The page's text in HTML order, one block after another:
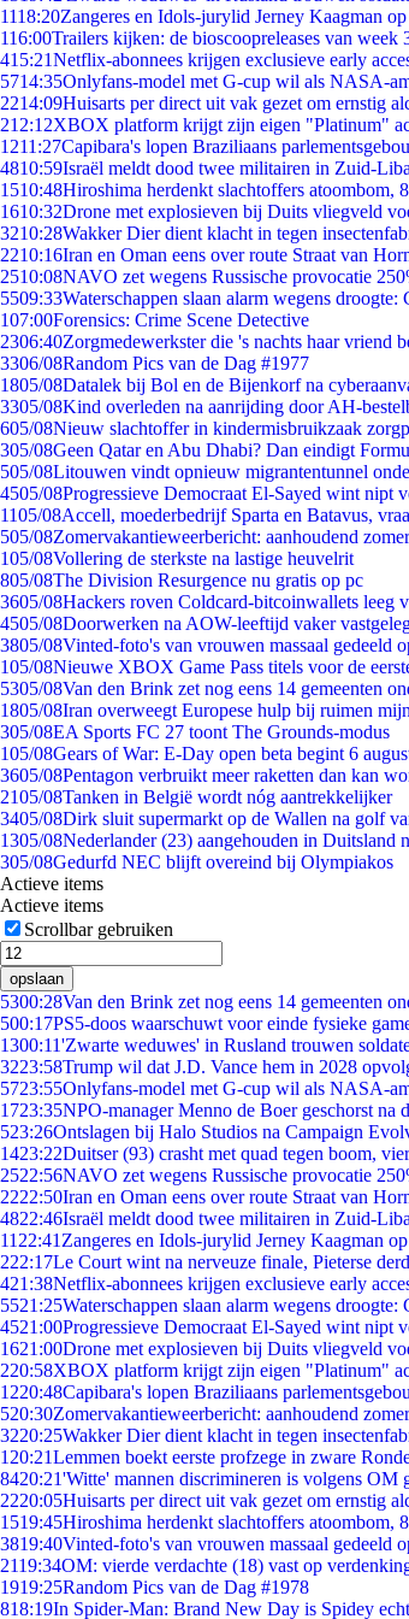
1118:20Zangeres en Idols-jurylid Jerney Kaagman
116:00Trailers kijken: de bioscoopreleases van week
415:21Netflix-abonnees krijgen exclusieve early
5714:35Onlyfans-model met G-cup wil als NASA-
2214:09Huisarts per direct uit vak gezet om ernstig
212:12XBOX platform krijgt zijn eigen "Platinum"
1211:27Capibara's lopen Braziliaans
4810:59Israël meldt dood twee militairen in Zuid-
1510:48Hiroshima herdenkt slachtoffers atoombom,
1610:32Drone met explosieven bij Duits vliegveld
3210:28Wakker Dier dient klacht in tegen
2210:16Iran en Oman eens over route Straat van
2510:08NAVO zet wegens Russische provocatie
5509:33Waterschappen slaan alarm wegens droogte:
107:00Forensics: Crime Scene Detective
2306:40Zorgmedewerkster die 's nachts haar vriend
3306/08Random Pics van de Dag #1977
1805/08Datalek bij Bol en de Bijenkorf na
3305/08Kind overleden na aanrijding door AH-
605/08Nieuw slachtoffer in kindermisbruikzaak
305/08Geen Qatar en Abu Dhabi? Dan eindigt
505/08Litouwen vindt opnieuw migrantentunnel
4505/08Progressieve Democraat El-Sayed wint nipt
1105/08Accell, moederbedrijf Sparta en Batavus,
505/08Zomervakantieweerbericht: aanhoudend
105/08Vollering de sterkste na lastige heuvelrit
805/08The Division Resurgence nu gratis op pc
3605/08Hackers roven Coldcard-bitcoinwallets leeg
4505/08Doorwerken na AOW-leeftijd vaker
3805/08Vinted-foto's van vrouwen massaal gedeeld
105/08Nieuwe XBOX Game Pass titels voor de
5305/08Van den Brink zet nog eens 14 gemeenten
1805/08Iran overweegt Europese hulp bij ruimen
305/08EA Sports FC 27 toont The Grounds-modus
105/08Gears of War: E-Day open beta begint 6
3605/08Pentagon verbruikt meer raketten dan kan
2105/08Tanken in België wordt nóg aantrekkelijker
3405/08Dirk sluit supermarkt op de Wallen na golf
1305/08Nederlander (23) aangehouden in Duitsland
305/08Gedurfd NEC blijft overeind bij Olympiakos
Actieve items
Actieve items
Scrollbar gebruiken
opslaan
5300:28Van den Brink zet nog eens 14 gemeenten
500:17PS5-doos waarschuwt voor einde fysieke
1300:11'Zwarte weduwes' in Rusland trouwen
3223:58Trump wil dat J.D. Vance hem in 2028
5723:55Onlyfans-model met G-cup wil als NASA-
1723:35NPO-manager Menno de Boer geschorst na
523:26Ontslagen bij Halo Studios na Campaign
1423:22Duitser (93) crasht met quad tegen boom,
2522:56NAVO zet wegens Russische provocatie
2222:50Iran en Oman eens over route Straat van
4822:46Israël meldt dood twee militairen in Zuid-
11 22:41 Zangeres en Idols-jurylid Jerney Kaagman
222:17Le Court wint na nerveuze finale, Pieterse
421:38Netflix-abonnees krijgen exclusieve early
5521:25Waterschappen slaan alarm wegens droogte:
4521:00Progressieve Democraat El-Sayed wint nipt
1621:00Drone met explosieven bij Duits vliegveld
220:58XBOX platform krijgt zijn eigen "Platinum"
1220:48Capibara's lopen Braziliaans
520:30Zomervakantieweerbericht: aanhoudend
3220:25Wakker Dier dient klacht in tegen
1 20:21Lemmen boekt eerste profzege in zware
8420:21'Witte' mannen discrimineren is volgens OM
2220:05Huisarts per direct uit vak gezet om ernstig
1519:45Hiroshima herdenkt slachtoffers atoombom,
3819:40Vinted-foto's van vrouwen massaal gedeeld
2119:34OM: vierde verdachte (18) vast op
1919:25Random Pics van de Dag #1978
818:19In Spider-Man: Brand New Day is Spidey